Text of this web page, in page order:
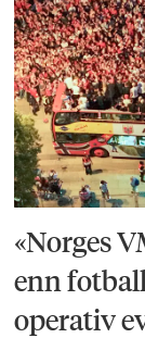
«Norges
enn
operativ